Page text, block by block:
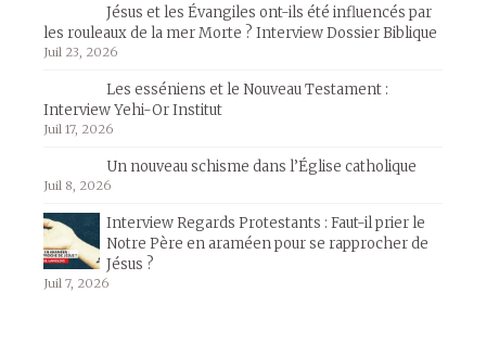
Jésus et les Évangiles ont-ils été influencés par
les rouleaux de la mer Morte ? Interview Dossier Biblique
Juil 23, 2026
Les esséniens et le Nouveau Testament :
Interview Yehi-Or Institut
Juil 17, 2026
Un nouveau schisme dans l’Église catholique
Juil 8, 2026
Interview Regards Protestants : Faut-il prier le
Notre Père en araméen pour se rapprocher de
Jésus ?
Juil 7, 2026